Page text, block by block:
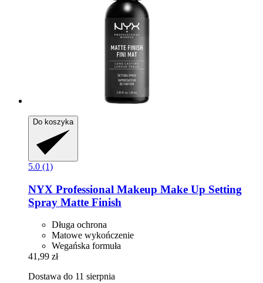
Do koszyka
5.0 (1)
NYX Professional Makeup Make Up Setting
Spray Matte Finish
Długa ochrona
Matowe wykończenie
Wegańska formuła
41,99 zł
Dostawa do 11 sierpnia